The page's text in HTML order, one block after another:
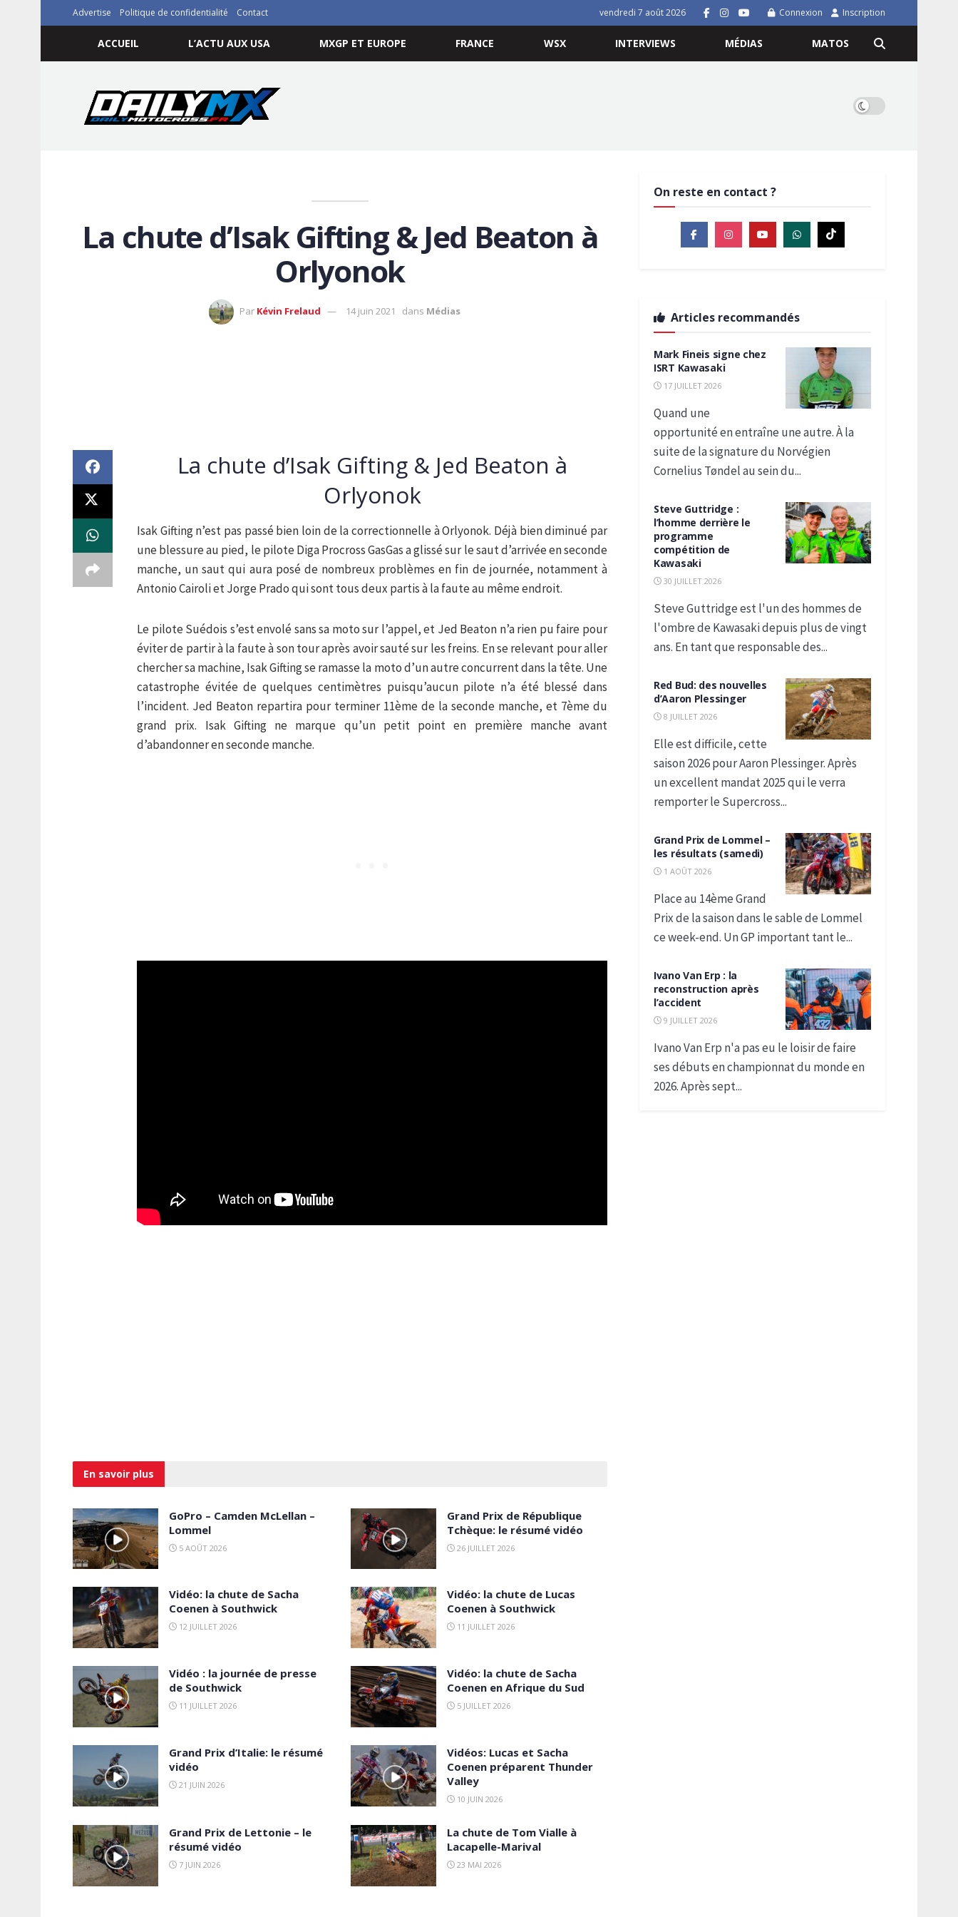
Advertise Politique de confidentialité Contact vendredi 7 août 2026 Connexion Inscription
ACCUEIL L’ACTU AUX USA MXGP ET EUROPE FRANCE WSX INTERVIEWS MÉDIAS MATOS
La chute d’Isak Gifting & Jed Beaton à
Orlyonok
Par Kévin Frelaud 14 juin 2021 dans Médias
La chute d’Isak Gifting & Jed Beaton à
Orlyonok
Isak Gifting n’est pas passé bien loin de la correctionnelle à Orlyonok. Déjà bien diminué par
une blessure au pied, le pilote Diga Procross GasGas a glissé sur le saut d’arrivée en seconde
manche, un saut qui aura posé de nombreux problèmes en fin de journée, notamment à
Antonio Cairoli et Jorge Prado qui sont tous deux partis à la faute au même endroit.
Le pilote Suédois s’est envolé sans sa moto sur l’appel, et Jed Beaton n’a rien pu faire pour
éviter de partir à la faute à son tour après avoir sauté sur les freins. En se relevant pour aller
chercher sa machine, Isak Gifting se ramasse la moto d’un autre concurrent dans la tête. Une
catastrophe évitée de quelques centimètres puisqu’aucun pilote n’a été blessé dans
l’incident. Jed Beaton repartira pour terminer 11ème de la seconde manche, et 7ème du
grand prix. Isak Gifting ne marque qu’un petit point en première manche avant
d’abandonner en seconde manche.
En savoir plus
GoPro – Camden McLellan –
Lommel
5 AOÛT 2026
Grand Prix de République
Tchèque: le résumé vidéo
26 JUILLET 2026
Vidéo: la chute de Sacha
Coenen à Southwick
12 JUILLET 2026
Vidéo: la chute de Lucas
Coenen à Southwick
11 JUILLET 2026
Vidéo : la journée de presse
de Southwick
11 JUILLET 2026
Vidéo: la chute de Sacha
Coenen en Afrique du Sud
5 JUILLET 2026
Grand Prix d’Italie: le résumé
vidéo
21 JUIN 2026
Vidéos: Lucas et Sacha
Coenen préparent Thunder
Valley
10 JUIN 2026
Grand Prix de Lettonie – le
résumé vidéo
7 JUIN 2026
La chute de Tom Vialle à
Lacapelle-Marival
23 MAI 2026
On reste en contact ?
Articles recommandés
Mark Fineis signe chez
ISRT Kawasaki
17 JUILLET 2026
Quand une
opportunité en entraîne une autre. À la
suite de la signature du Norvégien
Cornelius Tøndel au sein du...
Steve Guttridge :
l’homme derrière le
programme
compétition de
Kawasaki
30 JUILLET 2026
Steve Guttridge est l'un des hommes de
l'ombre de Kawasaki depuis plus de vingt
ans. En tant que responsable des...
Red Bud: des nouvelles
d’Aaron Plessinger
8 JUILLET 2026
Elle est difficile, cette
saison 2026 pour Aaron Plessinger. Après
un excellent mandat 2025 qui le verra
remporter le Supercross...
Grand Prix de Lommel –
les résultats (samedi)
1 AOÛT 2026
Place au 14ème Grand
Prix de la saison dans le sable de Lommel
ce week-end. Un GP important tant le...
Ivano Van Erp : la
reconstruction après
l’accident
9 JUILLET 2026
Ivano Van Erp n'a pas eu le loisir de faire
ses débuts en championnat du monde en
2026. Après sept...